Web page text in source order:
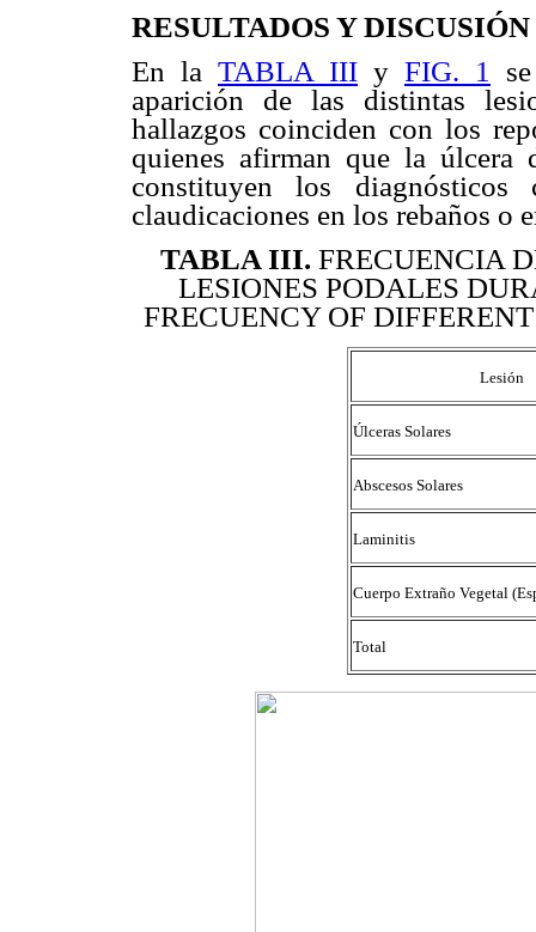
RESULTADOS Y DISCUSIÓN
En la TABLA III y FIG. 1
aparición de las distintas
hallazgos coinciden con los
quienes afirman que la
constituyen los diagnósticos
claudicaciones en los rebaños o
TABLA III. FRECUENCIA
LESIONES PODALES
FRECUENCY OF
Lesión
Úlceras Solares
Abscesos Solares
Laminitis
Cuerpo Extraño Vegetal
Total